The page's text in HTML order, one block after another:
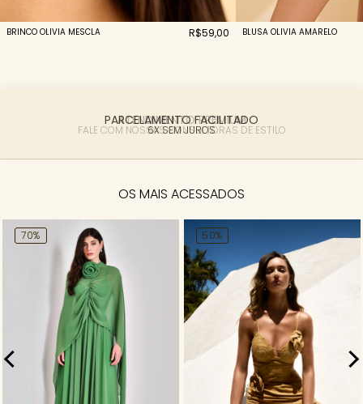
BRINCO OLIVIA MESCLA R$59,00 BLUSA OLIVIA AMARELO
PARCELAMENTO FACILITADO
6X SEM JUROS
OS MAIS ACESSADOS
70% 50%